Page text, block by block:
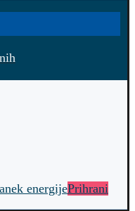
energijePrihrani